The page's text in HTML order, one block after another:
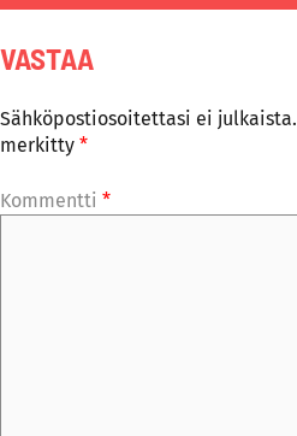
VASTAA
Sähköpostiosoitettasi ei julkaista.
merkitty *
Kommentti *